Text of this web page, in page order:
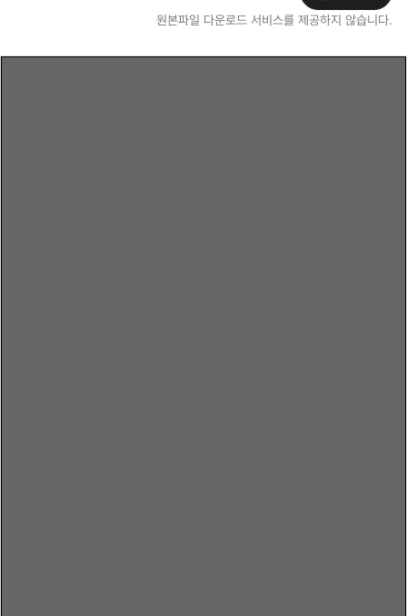
원본파일 다운로드 서비스를 제공하지 않습니다.